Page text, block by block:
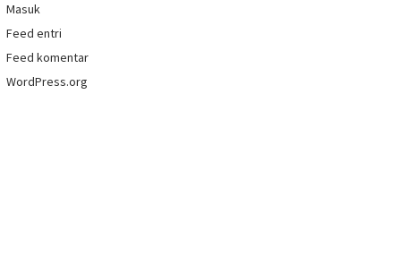
Masuk
Feed entri
Feed komentar
WordPress.org